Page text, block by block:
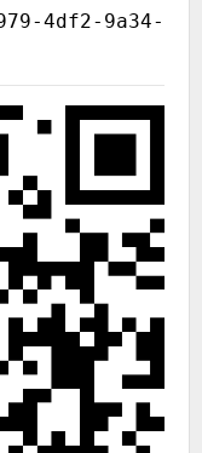
4df2-9a34-